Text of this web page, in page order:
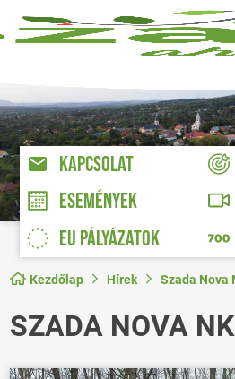
KAPCSOLAT
ESEMÉNYEK
EU PÁLYÁZATOK
Kezdőlap Hírek Szada Nova
SZADA NOVA